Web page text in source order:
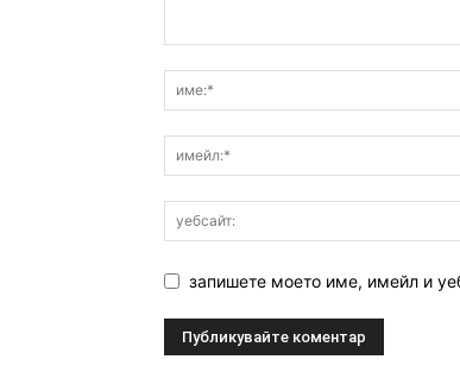
запишете моето име, имейл и